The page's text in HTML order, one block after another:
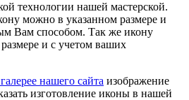
технологии нашей мастерской.
можно в указанном размере и
Вам способом. Так же икону
и с учетом ваших
нашего сайта изображение
изготовление иконы в нашей